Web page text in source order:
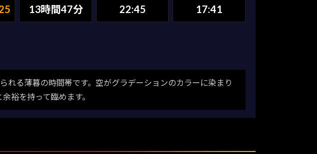
13時間47分 22:45 17:41
れる薄暮の時間帯です。空がグラデーションのカラーに染まり
裕を持って臨めます。